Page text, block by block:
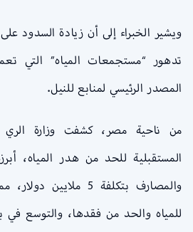
ويشير الخبراء إلى أن زيادة السدود
تدهور “مستجمعات المياه” التي
المصدر الرئيسي لمنابع للنيل.
من ناحية مصر، كشفت وزارة
المستقبلية للحد من هدر المياه،
والمصارف بتكلفة 5
للمياه والحد من فقدها، والتوسع في